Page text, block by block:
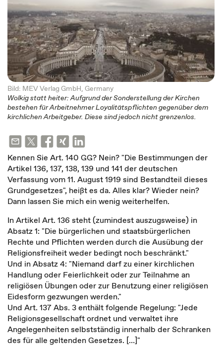
Bild: MEV Verlag GmbH, Germany
Wolkig statt heiter: Aufgrund der Sonderstellung der Kirchen
bestehen für Arbeitnehmer Loyalitätspflichten gegenüber dem
kirchlichen Arbeitgeber. Diese sind jedoch nicht grenzenlos.
Kennen Sie Art. 140 GG? Nein? "Die Bestimmungen der
Artikel 136, 137, 138, 139 und 141 der deutschen
Verfassung vom 11. August 1919 sind Bestandteil dieses
Grundgesetzes", heißt es da. Alles klar? Wieder nein?
Dann lassen Sie mich ein wenig weiterhelfen.
In Artikel Art. 136 steht (zumindest auszugsweise) in
Absatz 1: "Die bürgerlichen und staatsbürgerlichen
Rechte und Pflichten werden durch die Ausübung der
Religionsfreiheit weder bedingt noch beschränkt."
Und in Absatz 4: "Niemand darf zu einer kirchlichen
Handlung oder Feierlichkeit oder zur Teilnahme an
religiösen Übungen oder zur Benutzung einer religiösen
Eidesform gezwungen werden."
Und Art. 137 Abs. 3 enthält folgende Regelung: "Jede
Religionsgesellschaft ordnet und verwaltet ihre
Angelegenheiten selbstständig innerhalb der Schranken
des für alle geltenden Gesetzes. […]"